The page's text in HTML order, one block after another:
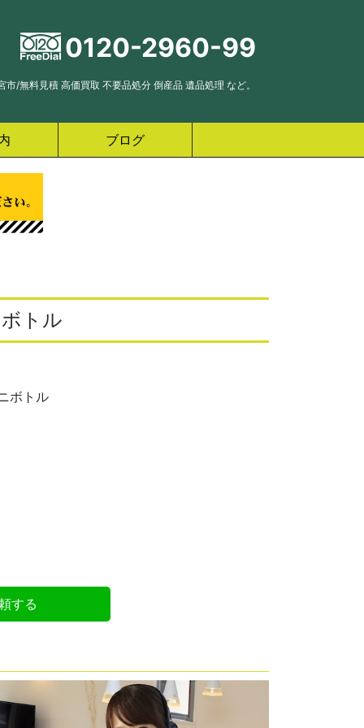
0120-2960-99
/無料見積 高価買取 不要品処分 倒産品 遺品処理 など。
ブログ
トル
ボトル
する